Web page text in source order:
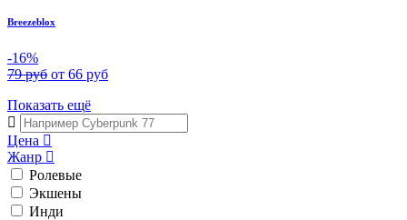
Breezeblox
-16%
79 руб от 66 руб
Показать ещё
Цена
Жанр
Ролевые
Экшены
Инди